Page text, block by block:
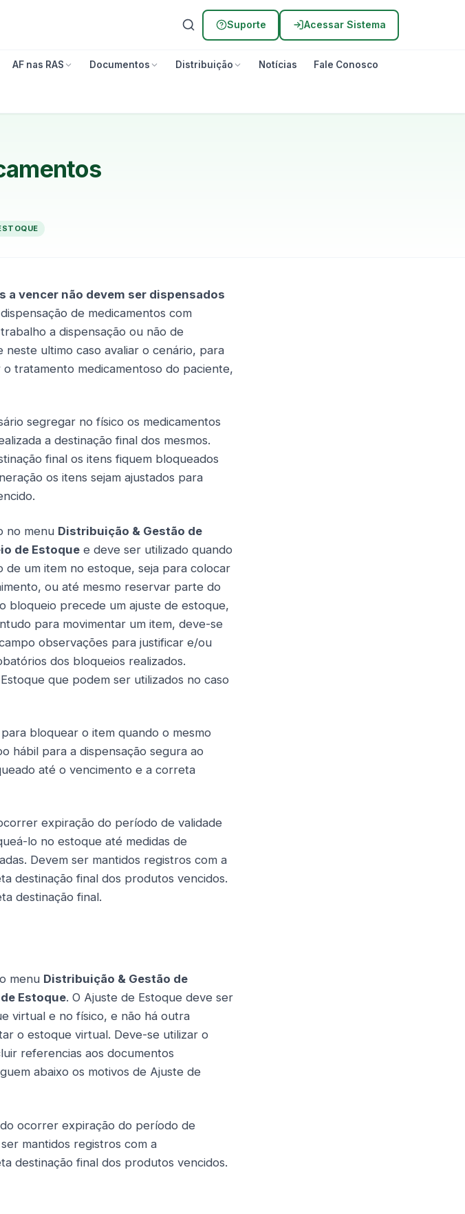
Suporte Acessar Sistema
AF nas RAS Documentos Distribuição Notícias Fale Conosco
vencer não devem ser dispensados
de medicamentos com
a dispensação ou não de
neste ultimo caso avaliar o cenário, para
tratamento medicamentoso do paciente,
segregar no físico os medicamentos
a destinação final dos mesmos.
final os itens fiquem bloqueados
os itens sejam ajustados para
no menu Distribuição & Gestão de
de Estoque e deve ser utilizado quando
de um item no estoque, seja para colocar
ou até mesmo reservar parte do
bloqueio precede um ajuste de estoque,
para movimentar um item, deve-se
observações para justificar e/ou
dos bloqueios realizados.
que podem ser utilizados no caso
bloquear o item quando o mesmo
hábil para a dispensação segura ao
até o vencimento e a correta
expiração do período de validade
lo no estoque até medidas de
Devem ser mantidos registros com a
destinação final dos produtos vencidos.
destinação final.
menu Distribuição & Gestão de
Estoque. O Ajuste de Estoque deve ser
virtual e no físico, e não há outra
o estoque virtual. Deve-se utilizar o
referencias aos documentos
abaixo os motivos de Ajuste de
ocorrer expiração do período de
mantidos registros com a
destinação final dos produtos vencidos.